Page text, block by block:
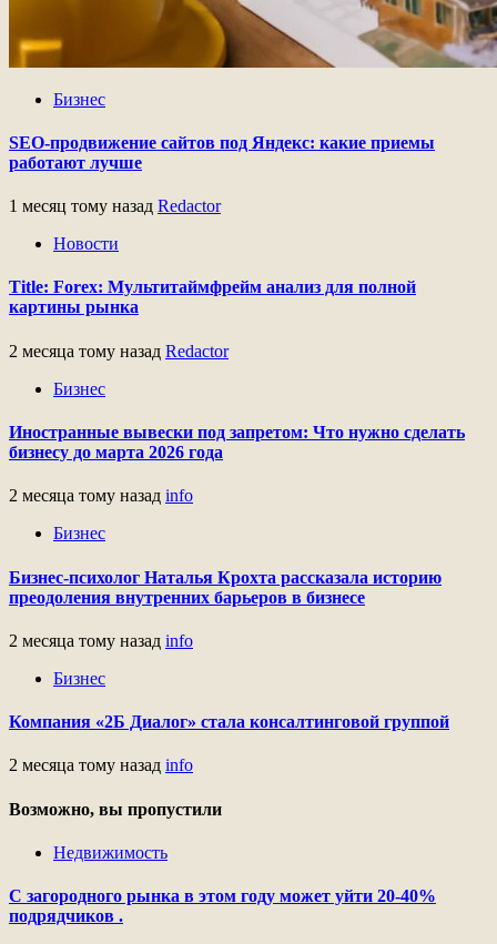
Бизнес
SEO-продвижение сайтов под Яндекс: какие приемы
работают лучше
1 месяц тому назад Redactor
Новости
Title: Forex: Мультитаймфрейм анализ для полной
картины рынка
2 месяца тому назад Redactor
Бизнес
Иностранные вывески под запретом: Что нужно сделать
бизнесу до марта 2026 года
2 месяца тому назад info
Бизнес
Бизнес-психолог Наталья Крохта рассказала историю
преодоления внутренних барьеров в бизнесе
2 месяца тому назад info
Бизнес
Компания «2Б Диалог» стала консалтинговой группой
2 месяца тому назад info
Возможно, вы пропустили
Недвижимость
С загородного рынка в этом году может уйти 20-40%
подрядчиков .